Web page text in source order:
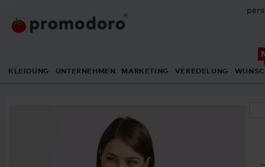
KLEIDUNG UNTERNEHMEN MARKETING VEREDELUNG